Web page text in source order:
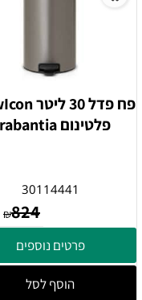
פלטינום Brabantia
30114441
₪824
פרטים נוספים
הוסף לסל